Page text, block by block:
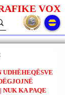
VOX
UDHËHEQËSVE
NUK KA PAQE